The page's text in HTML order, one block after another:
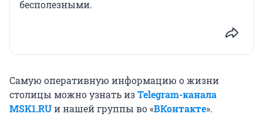
бесполезными.
Самую оперативную информацию о жизни
столицы можно узнать изTelegram-канала
MSK1.RUи нашей группы во «ВКонтакте».